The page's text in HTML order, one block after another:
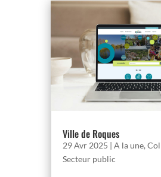
Ville de Roques
29 Avr 2025 | A la une,
Secteur public